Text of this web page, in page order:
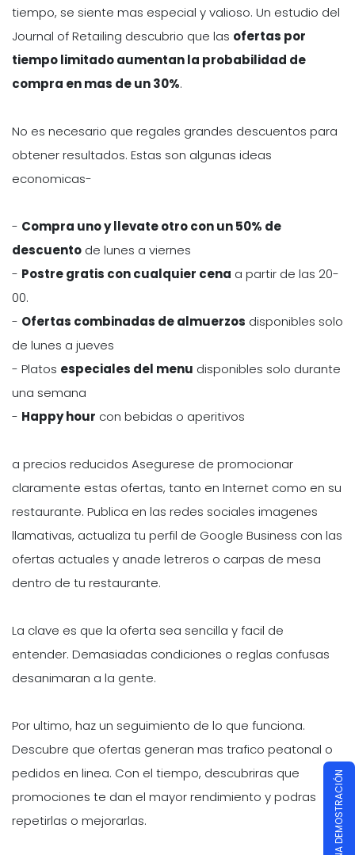
tiempo, se siente mas especial y valioso. Un estudio del
Journal of Retailing descubrio que las ofertas por
tiempo limitado aumentan la probabilidad de
compra en mas de un 30%.
No es necesario que regales grandes descuentos para
obtener resultados. Estas son algunas ideas
economicas-
- Compra uno y llevate otro con un 50% de
descuento de lunes a viernes
- Postre gratis con cualquier cena a partir de las 20-
00.
- Ofertas combinadas de almuerzos disponibles solo
de lunes a jueves
- Platos especiales del menu disponibles solo durante
una semana
- Happy hour con bebidas o aperitivos
a precios reducidos Asegurese de promocionar
claramente estas ofertas, tanto en Internet como en su
restaurante. Publica en las redes sociales imagenes
llamativas, actualiza tu perfil de Google Business con las
ofertas actuales y anade letreros o carpas de mesa
dentro de tu restaurante.
La clave es que la oferta sea sencilla y facil de
entender. Demasiadas condiciones o reglas confusas
desanimaran a la gente.
Por ultimo, haz un seguimiento de lo que funciona.
Descubre que ofertas generan mas trafico peatonal o
pedidos en linea. Con el tiempo, descubriras que
promociones te dan el mayor rendimiento y podras
repetirlas o mejorarlas.